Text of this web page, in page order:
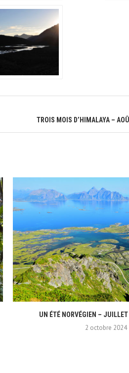
TROIS MOIS D’HIMALAYA –
UN ÉTÉ NORVÉGIEN –
2 octobre 2024